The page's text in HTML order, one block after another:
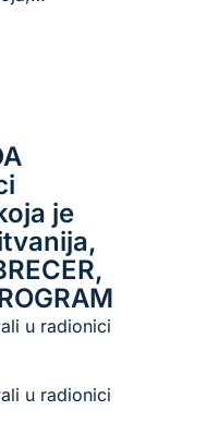
je
u radionici
u radionici